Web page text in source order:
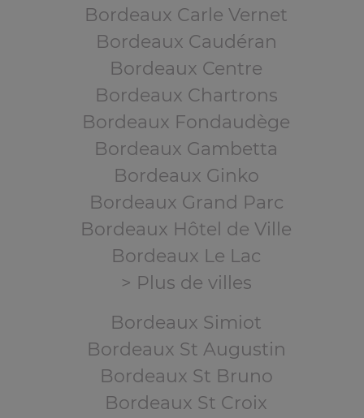
Bordeaux Carle Vernet
Bordeaux Caudéran
Bordeaux Centre
Bordeaux Chartrons
Bordeaux Fondaudège
Bordeaux Gambetta
Bordeaux Ginko
Bordeaux Grand Parc
Bordeaux Hôtel de Ville
Bordeaux Le Lac
> Plus de villes
Bordeaux Simiot
Bordeaux St Augustin
Bordeaux St Bruno
Bordeaux St Croix